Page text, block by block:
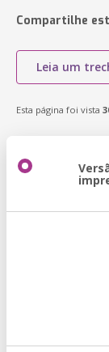
Compartilhe
Leia um
Esta página foi vista